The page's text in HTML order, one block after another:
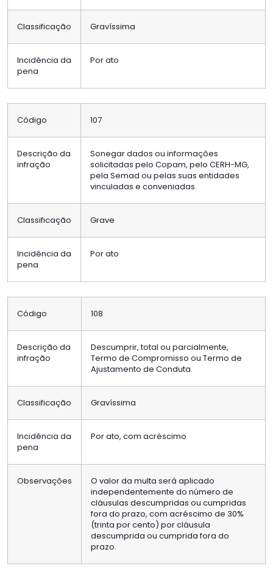
Classificação Gravíssima
Incidência da
pena
Por ato
Código 107
Descrição da
infração
Sonegar dados ou informações
solicitadas pelo Copam, pelo CERH-MG,
pela Semad ou pelas suas entidades
vinculadas e conveniadas.
Classificação Grave
Incidência da
pena
Por ato
Código 108
Descrição da
infração
Descumprir, total ou parcialmente,
Termo de Compromisso ou Termo de
Ajustamento de Conduta.
Classificação Gravíssima
Incidência da
pena
Por ato, com acréscimo
Observações
O valor da multa será aplicado
independentemente do número de
cláusulas descumpridas ou cumpridas
fora do prazo, com acréscimo de 30%
(trinta por cento) por cláusula
descumprida ou cumprida fora do
prazo.